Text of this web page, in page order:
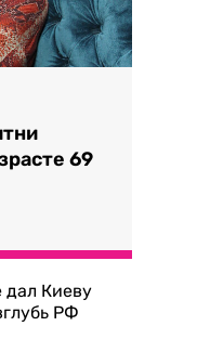
69
дал Киеву
РФ